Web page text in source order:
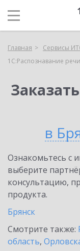
Главная Сервисы
1С:Распознавание
в
Ознакомьтесь с
выберите
консультацию,
продукта.
Брянск
Смотрите также:
область,